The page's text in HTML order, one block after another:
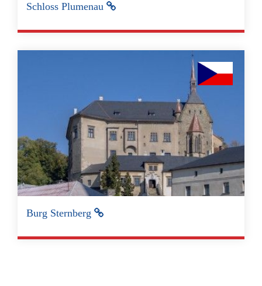
Schloss Plumenau
Burg Sternberg